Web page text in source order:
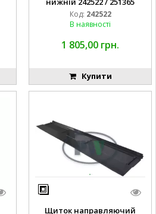
Код: 242522
В наявності
1 805,00 грн.
Купити
Щиток направляючий